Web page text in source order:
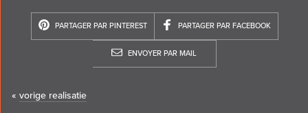
PARTAGER PAR PINTEREST PARTAGER PAR FACEBOOK
ENVOYER PAR MAIL
« vorige realisatie